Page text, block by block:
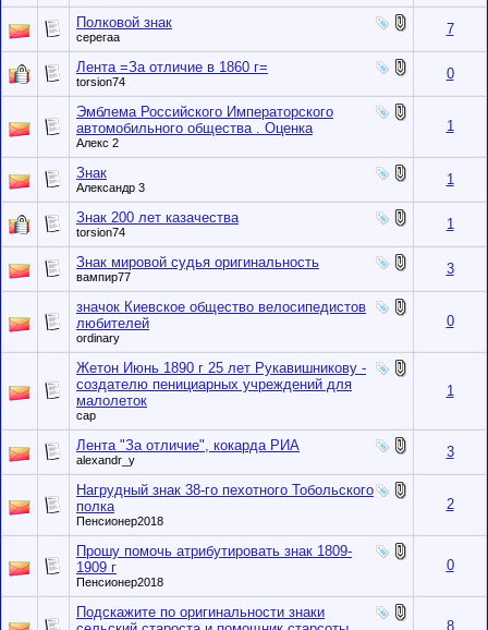
Полковой знак
серегаа 7
Лента =За отличие в 1860 г=
torsion74 0
Эмблема Российского Императорского
автомобильного общества . Оценка
Алекс 2
1
Знак
Александр 3 1
Знак 200 лет казачества
torsion74 1
Знак мировой судья оригинальность
вампир77 3
значок Киевское общество велосипедистов
любителей
ordinary
0
Жетон Июнь 1890 г 25 лет Рукавишникову -
создателю пенициарных учреждений для
малолеток
cap
1
Лента "За отличие", кокарда РИА
alexandr_y 3
Нагрудный знак 38-го пехотного Тобольского
полка
Пенсионер2018
2
Прошу помочь атрибутировать знак 1809-
1909 г
Пенсионер2018
0
Подскажите по оригинальности знаки
8